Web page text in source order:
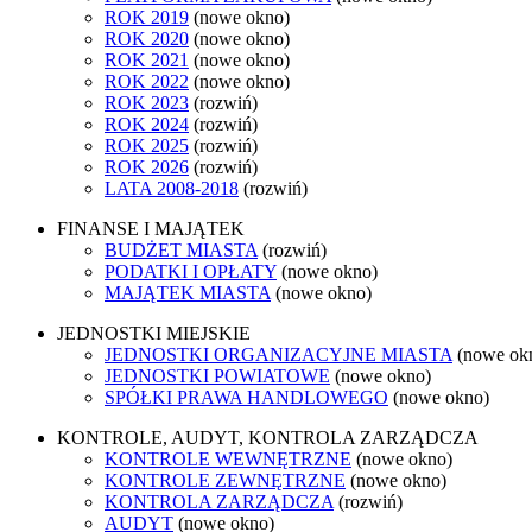
ROK 2019 (nowe okno)
ROK 2020 (nowe okno)
ROK 2021 (nowe okno)
ROK 2022 (nowe okno)
ROK 2023 (rozwiń)
ROK 2024 (rozwiń)
ROK 2025 (rozwiń)
ROK 2026 (rozwiń)
LATA 2008-2018 (rozwiń)
FINANSE I MAJĄTEK
BUDŻET MIASTA (rozwiń)
PODATKI I OPŁATY (nowe okno)
MAJĄTEK MIASTA (nowe okno)
JEDNOSTKI MIEJSKIE
JEDNOSTKI ORGANIZACYJNE MIASTA (nowe
JEDNOSTKI POWIATOWE (nowe okno)
SPÓŁKI PRAWA HANDLOWEGO (nowe okno)
KONTROLE, AUDYT, KONTROLA ZARZĄDCZA
KONTROLE WEWNĘTRZNE (nowe okno)
KONTROLE ZEWNĘTRZNE (nowe okno)
KONTROLA ZARZĄDCZA (rozwiń)
AUDYT (nowe okno)